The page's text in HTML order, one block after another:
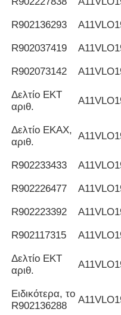
R902136293
R902037419
R902073142
Δελτίο ΕΚΤ
αριθ.
Δελτίο ΕΚΑΧ,
αριθ.
R902233433
R902226477
R902223392
R902117315
Δελτίο ΕΚΤ
αριθ.
Ειδικότερα, το
R902136288